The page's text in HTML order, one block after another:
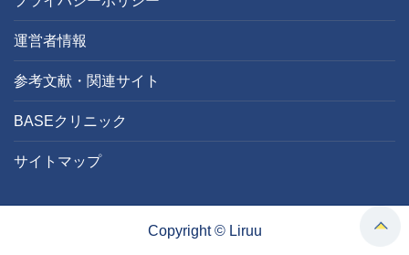
運営者情報
参考文献・関連サイト
BASEクリニック
サイトマップ
Copyright © Liruu